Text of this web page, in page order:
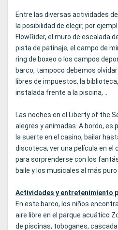
Entre las diversas actividades
la posibilidad de elegir, por
FlowRider, el muro de escalada
pista de patinaje, el campo de
ring de boxeo o los campos
barco, tampoco debemos
libres de impuestos, la
instalada frente a la piscina, ...
Las noches en el Liberty of the
alegres y animadas. A bordo, es
la suerte en el casino, bailar
discoteca, ver una película en el
para sorprenderse con los
baile y los musicales al más
Actividades y entretenimiento
En este barco, los niños
aire libre en el parque acuático
de piscinas, toboganes,